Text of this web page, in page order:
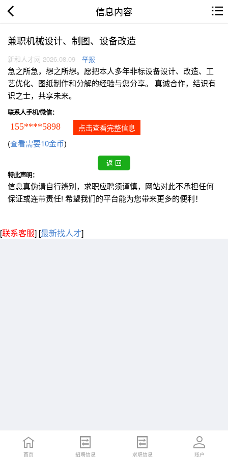
信息内容
兼职机械设计、制图、设备改造
新和人才网 2026.08.09 举报
急之所急，想之所想。愿把本人多年非标设备设计、改造、工
艺优化、图纸制作和分解的经验与您分享。 真诚合作，结识有
识之士，共享未来。
联系人手机/微信：
155****5898 点击查看完整信息
(查看需要10金币)
特此声明：
信息真伪请自行辨别，求职应聘须谨慎，网站对此不承担任何
保证或连带责任! 希望我们的平台能为您带来更多的便利！
[联系客服] [最新找人才]
首页 招聘信息 求职信息 账户